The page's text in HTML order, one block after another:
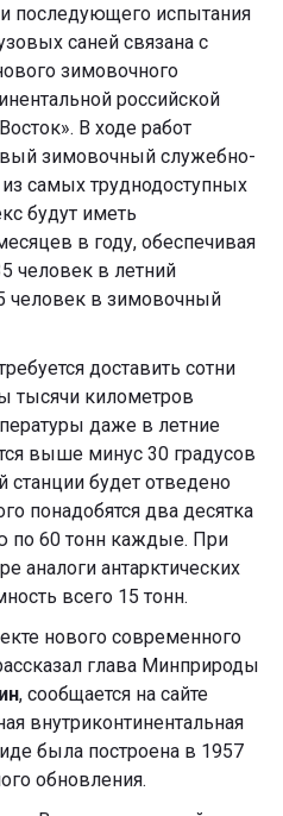
последующего испытания
саней связана с
зимовочного
российской
В ходе работ
зимовочный служебно-
самых труднодоступных
будут иметь
в году, обеспечивая
человек в летний
человек в зимовочный
доставить сотни
тысячи километров
даже в летние
выше минус 30 градусов
будет отведено
понадобятся два десятка
по 60 тонн каждые. При
аналоги антарктических
всего 15 тонн.
нового современного
глава Минприроды
, сообщается на сайте
внутриконтинентальная
была построена в 1957
обновления.